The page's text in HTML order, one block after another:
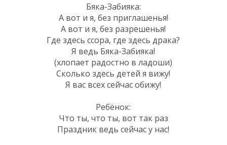
Бяка-Забияка:
А вот и я, без приглашенья!
А вот и я, без разрешенья!
Где здесь ссора, где здесь драка?
Я ведь Бяка-Забияка!
(хлопает радостно в ладоши)
Сколько здесь детей я вижу!
Я вас всех сейчас обижу!
Ребёнок:
Что ты, что ты, вот так раз
Праздник ведь сейчас у нас!